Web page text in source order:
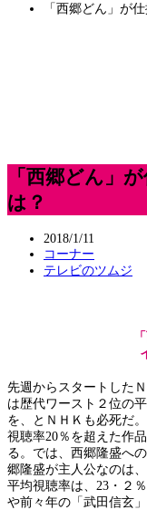
「西郷どん」が
「西郷どん」
は？
2018/1/11
コーナー
テレビのツムジ
先週からスタートした
は歴代ワースト２位の
を、とＮＨＫも必死だ
視聴率20％を超えた作
る。では、西郷隆盛へ
郷隆盛が主人公なのは
平均視聴率は、23・２
や前々年の「武田信玄